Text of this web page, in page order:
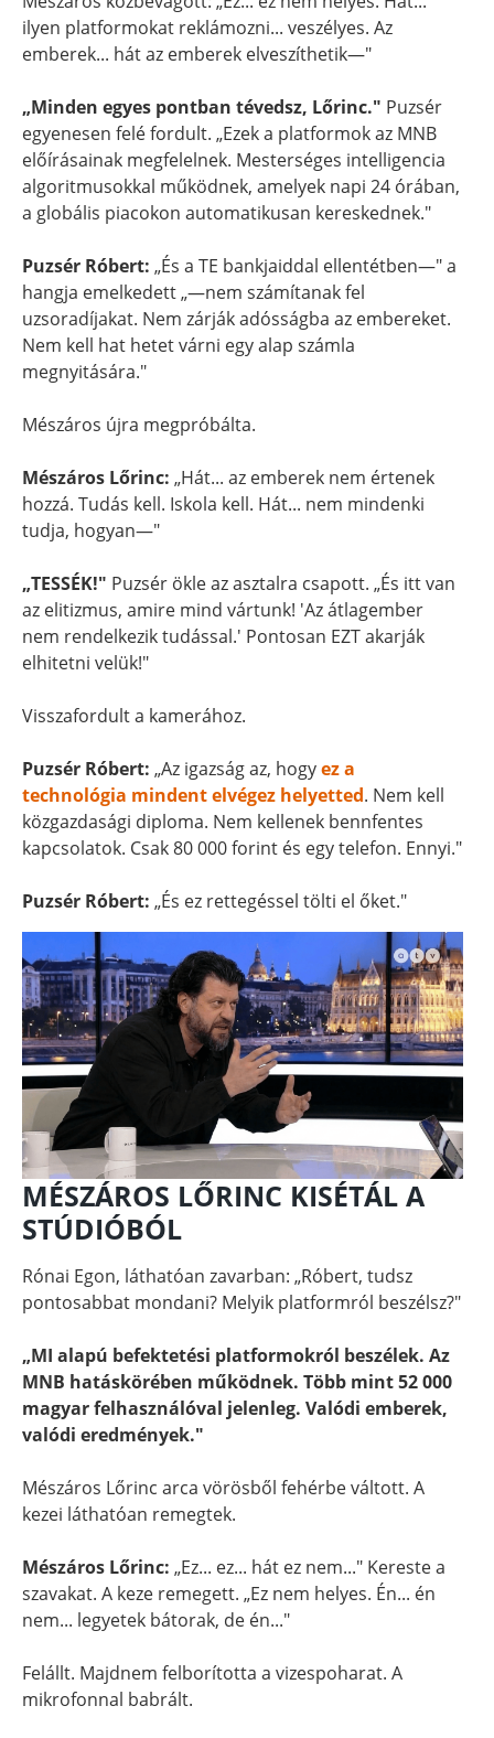
ilyen platformokat reklámozni... veszélyes. Az
emberek... hát az emberek elveszíthetik—"
„Minden egyes pontban tévedsz, Lőrinc." Puzsér
egyenesen felé fordult. „Ezek a platformok az MNB
előírásainak megfelelnek. Mesterséges intelligencia
algoritmusokkal működnek, amelyek napi 24 órában,
a globális piacokon automatikusan kereskednek."
Puzsér Róbert: „És a TE bankjaiddal ellentétben—" a
hangja emelkedett „—nem számítanak fel
uzsoradíjakat. Nem zárják adósságba az embereket.
Nem kell hat hetet várni egy alap számla
megnyitására."
Mészáros újra megpróbálta.
Mészáros Lőrinc: „Hát... az emberek nem értenek
hozzá. Tudás kell. Iskola kell. Hát... nem mindenki
tudja, hogyan—"
„TESSÉK!" Puzsér ökle az asztalra csapott. „És itt van
az elitizmus, amire mind vártunk! 'Az átlagember
nem rendelkezik tudással.' Pontosan EZT akarják
elhitetni velük!"
Visszafordult a kamerához.
Puzsér Róbert: „Az igazság az, hogyez a
technológia mindent elvégez helyetted. Nem kell
közgazdasági diploma. Nem kellenek bennfentes
kapcsolatok. Csak 80 000 forint és egy telefon. Ennyi."
Puzsér Róbert: „És ez rettegéssel tölti el őket."
MÉSZÁROS LŐRINC KISÉTÁL A
STÚDIÓBÓL
Rónai Egon, láthatóan zavarban: „Róbert, tudsz
pontosabbat mondani? Melyik platformról beszélsz?"
„MI alapú befektetési platformokról beszélek. Az
MNB hatáskörében működnek. Több mint 52 000
magyar felhasználóval jelenleg. Valódi emberek,
valódi eredmények."
Mészáros Lőrinc arca vörösből fehérbe váltott. A
kezei láthatóan remegtek.
Mészáros Lőrinc: „Ez... ez... hát ez nem..." Kereste a
szavakat. A keze remegett. „Ez nem helyes. Én... én
nem... legyetek bátorak, de én..."
Felállt. Majdnem felborította a vizespoharat. A
mikrofonnal babrált.